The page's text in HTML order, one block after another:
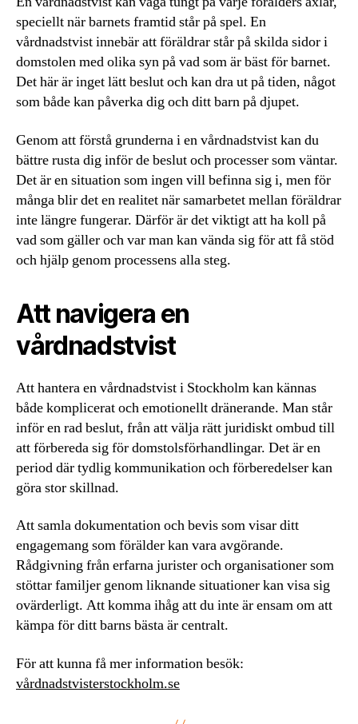
speciellt när barnets framtid står på spel. En
vårdnadstvist innebär att föräldrar står på skilda sidor i
domstolen med olika syn på vad som är bäst för barnet.
Det här är inget lätt beslut och kan dra ut på tiden, något
som både kan påverka dig och ditt barn på djupet.
Genom att förstå grunderna i en vårdnadstvist kan du
bättre rusta dig inför de beslut och processer som väntar.
Det är en situation som ingen vill befinna sig i, men för
många blir det en realitet när samarbetet mellan föräldrar
inte längre fungerar. Därför är det viktigt att ha koll på
vad som gäller och var man kan vända sig för att få stöd
och hjälp genom processens alla steg.
Att navigera en
vårdnadstvist
Att hantera en vårdnadstvist i Stockholm kan kännas
både komplicerat och emotionellt dränerande. Man står
inför en rad beslut, från att välja rätt juridiskt ombud till
att förbereda sig för domstolsförhandlingar. Det är en
period där tydlig kommunikation och förberedelser kan
göra stor skillnad.
Att samla dokumentation och bevis som visar ditt
engagemang som förälder kan vara avgörande.
Rådgivning från erfarna jurister och organisationer som
stöttar familjer genom liknande situationer kan visa sig
ovärderligt. Att komma ihåg att du inte är ensam om att
kämpa för ditt barns bästa är centralt.
För att kunna få mer information besök:
vårdnadstvisterstockholm.se